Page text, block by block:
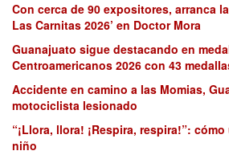
Con cerca de 90 expositores, arranca
Las Carnitas 2026’ en Doctor Mora
Guanajuato sigue destacando en
Centroamericanos 2026 con 43
Accidente en camino a las Momias,
motociclista lesionado
“¡Llora, llora! ¡Respira, respira!”:
niño